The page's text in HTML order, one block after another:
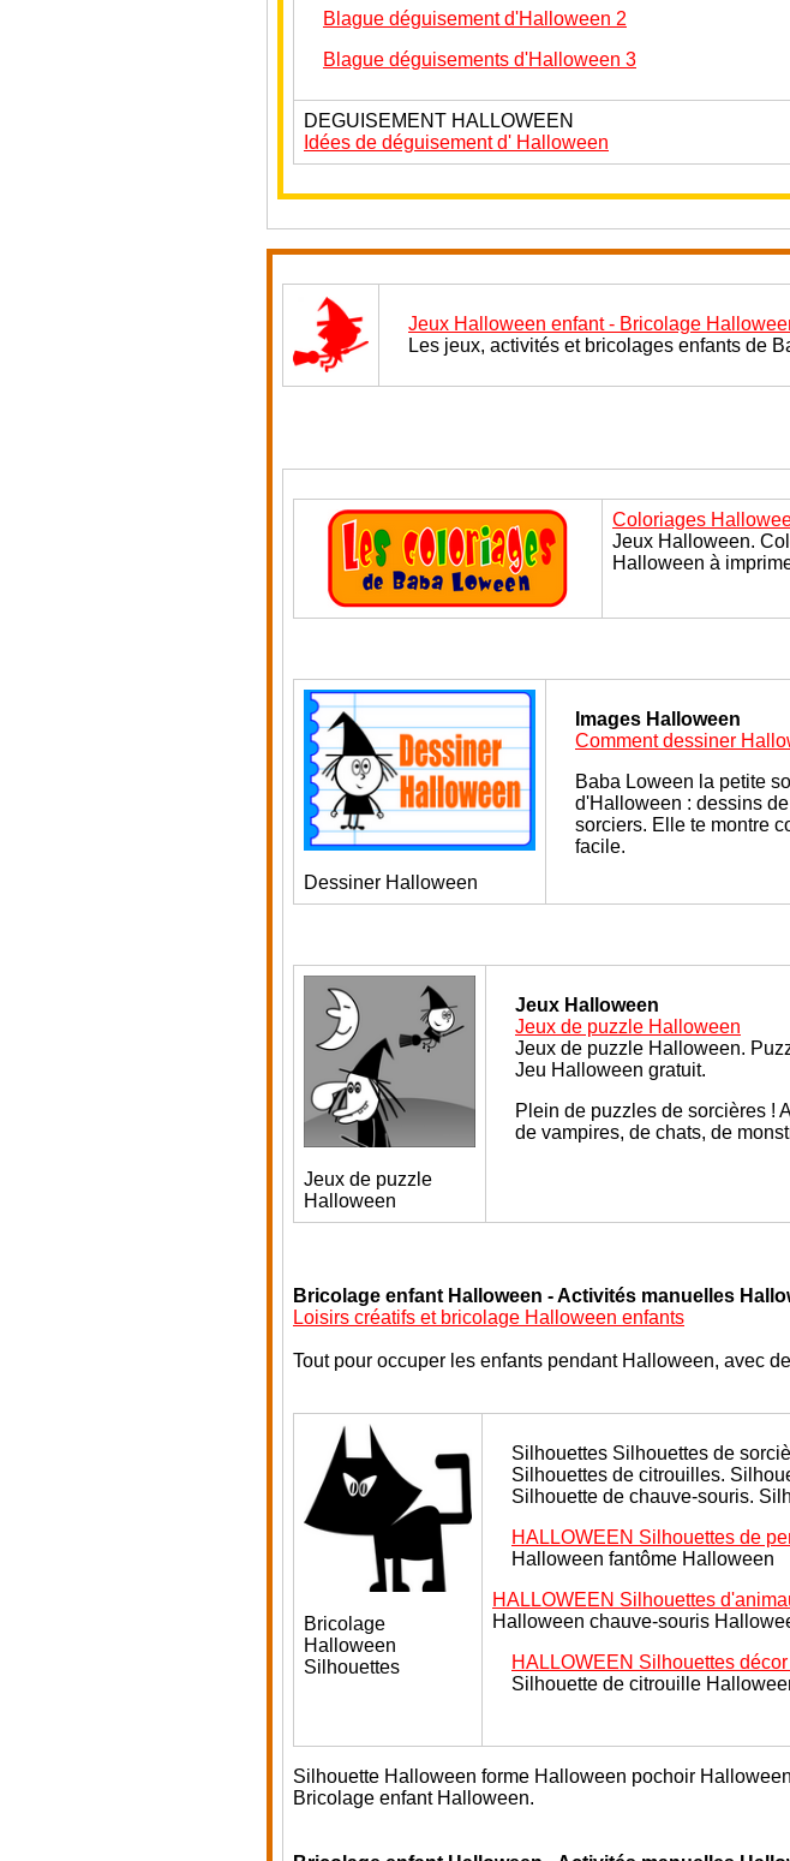
Blague déguisement d'Halloween 2
Blague déguisements d'Halloween 3
DEGUISEMENT HALLOWEEN
Idées de déguisement d' Halloween
Jeux Halloween enfant - Bricolage
Les jeux, activités et bricolages enfants de
Coloriages
Jeux Halloween.
Halloween à
Dessiner Halloween
Images Halloween
Comment dessiner
Baba Loween la petite
d'Halloween : dessins
sorciers. Elle te montre
facile.
Jeux de puzzle
Halloween
Jeux Halloween
Jeux de puzzle Halloween
Jeux de puzzle Halloween.
Jeu Halloween gratuit.
Plein de puzzles de sorcières !
de vampires, de chats, de
Bricolage enfant Halloween - Activités manuelles
Loisirs créatifs et bricolage Halloween enfants
Tout pour occuper les enfants pendant Halloween, avec
Bricolage
Halloween
Silhouettes
Silhouettes Silhouettes de
Silhouettes de citrouilles.
Silhouette de chauve-souris.
HALLOWEEN Silhouettes de
Halloween fantôme Halloween
HALLOWEEN Silhouettes
Halloween chauve-souris
HALLOWEEN Silhouettes
Silhouette de citrouille
Silhouette Halloween forme Halloween pochoir
Bricolage enfant Halloween.